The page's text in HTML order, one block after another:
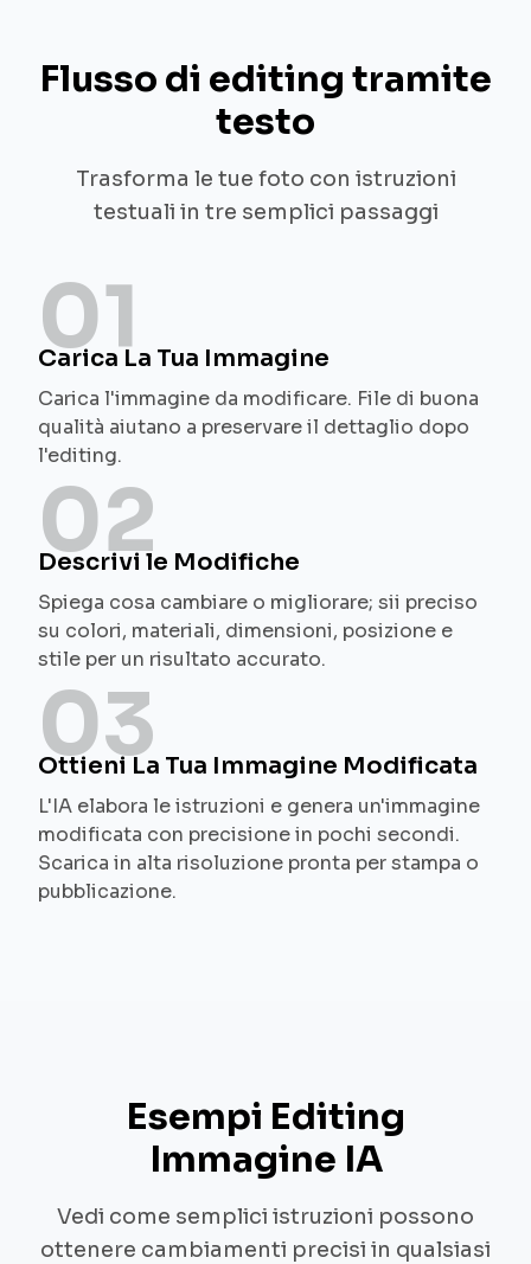
Flusso di editing tramite
testo
Trasforma le tue foto con istruzioni
testuali in tre semplici passaggi
01
Carica La Tua Immagine
Carica l'immagine da modificare. File di buona
qualità aiutano a preservare il dettaglio dopo
l'editing.
02
Descrivi le Modifiche
Spiega cosa cambiare o migliorare; sii preciso
su colori, materiali, dimensioni, posizione e
stile per un risultato accurato.
03
Ottieni La Tua Immagine Modificata
L'IA elabora le istruzioni e genera un'immagine
modificata con precisione in pochi secondi.
Scarica in alta risoluzione pronta per stampa o
pubblicazione.
Esempi Editing
Immagine IA
Vedi come semplici istruzioni possono
ottenere cambiamenti precisi in qualsiasi